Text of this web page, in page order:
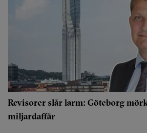
Revisorer slår larm: Göteborg
miljardaffär